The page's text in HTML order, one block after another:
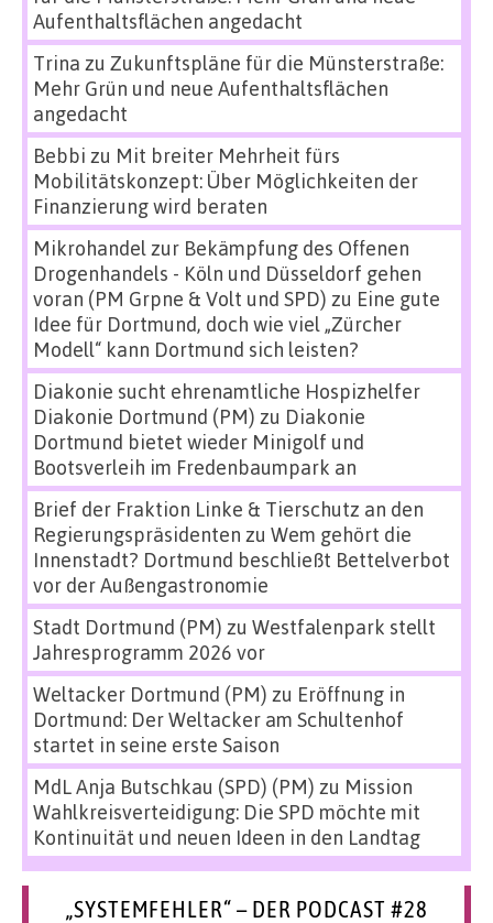
Aufenthaltsflächen angedacht
Trina zu Zukunftspläne für die Münsterstraße:
Mehr Grün und neue Aufenthaltsflächen
angedacht
Bebbi zu Mit breiter Mehrheit fürs
Mobilitätskonzept: Über Möglichkeiten der
Finanzierung wird beraten
Mikrohandel zur Bekämpfung des Offenen
Drogenhandels - Köln und Düsseldorf gehen
voran (PM Grpne & Volt und SPD) zu Eine gute
Idee für Dortmund, doch wie viel „Zürcher
Modell“ kann Dortmund sich leisten?
Diakonie sucht ehrenamtliche Hospizhelfer
Diakonie Dortmund (PM) zu Diakonie
Dortmund bietet wieder Minigolf und
Bootsverleih im Fredenbaumpark an
Brief der Fraktion Linke & Tierschutz an den
Regierungspräsidenten zu Wem gehört die
Innenstadt? Dortmund beschließt Bettelverbot
vor der Außengastronomie
Stadt Dortmund (PM) zu Westfalenpark stellt
Jahresprogramm 2026 vor
Weltacker Dortmund (PM) zu Eröffnung in
Dortmund: Der Weltacker am Schultenhof
startet in seine erste Saison
MdL Anja Butschkau (SPD) (PM) zu Mission
Wahlkreisverteidigung: Die SPD möchte mit
Kontinuität und neuen Ideen in den Landtag
„SYSTEMFEHLER“ – DER PODCAST #28